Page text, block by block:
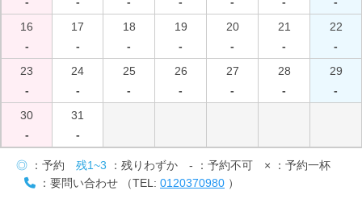
16
-
17
-
18
-
19
-
20
-
21
-
22
-
23
-
24
-
25
-
26
-
27
-
28
-
29
-
30
-
31
-
◎ ：予約 残1~3 ：残りわずか - ：予約不可 × ：予約一杯
：要問い合わせ （TEL: 0120370980 ）